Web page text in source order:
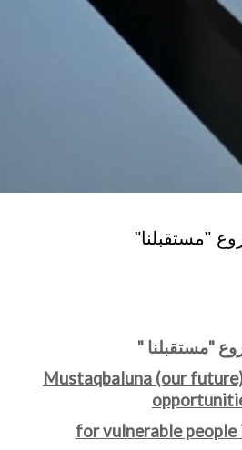
"مستقبلنا"
"مستقبلنا "
Mustaqbaluna (our